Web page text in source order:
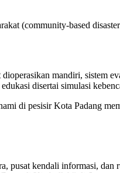
(community-based
mandiri, sistem
disertai simulasi
di pesisir Kota Padang
pusat kendali informasi,